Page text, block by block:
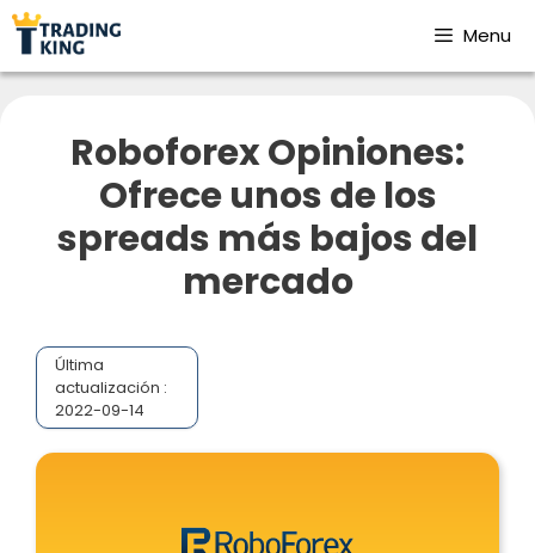
Menu
Roboforex Opiniones:
Ofrece unos de los
spreads más bajos del
mercado
Última
actualización :
2022-09-14